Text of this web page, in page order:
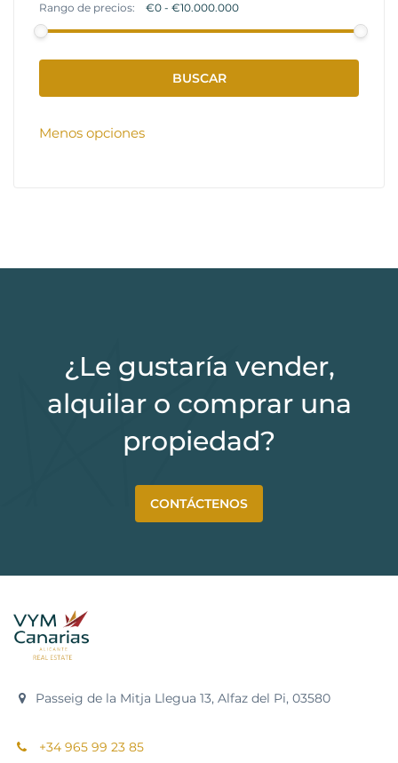
Rango de precios:
Menos opciones
¿Le gustaría vender,
alquilar o comprar una
propiedad?
CONTÁCTENOS
Passeig de la Mitja Llegua 13, Alfaz del Pi, 03580
+34 965 99 23 85